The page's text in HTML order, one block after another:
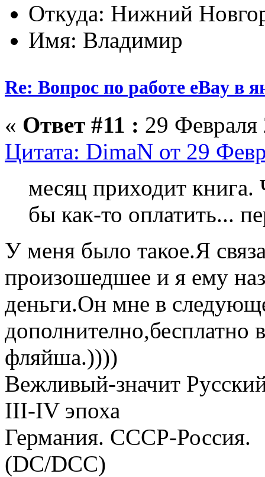
Откуда: Нижний
Имя: Владимир
Re: Вопрос по работе eBay в
« Ответ #11 : 29
Цитата: DimaN от 29
месяц приходит книга.
бы как-то оплатить...
У меня было такое.Я
произошедшее и я ему
деньги.Он мне в
дополнително,бесплатно
фляйша.))))
Вежливый-значит
III-IV эпоха
Германия. СССР-Россия.
(DC/DCC)